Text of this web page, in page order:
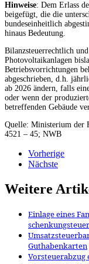
Hinweise: Dem Erlass
beigefügt, die die
bundeseinheitlich
hinaus Bedeutung.
Bilanzsteuerrechtlich
Photovoltaikanlagen
Betriebsvorrichtungen
abgeschrieben, d.h.
ab 2026 ändern, falls
oder wenn der
betreffenden Gebäude
Quelle: Ministerium der
4521 – 45; NWB
Vorherige
Nächste
Weitere
Einlage eines
Guthabenkarten
Vorsteuerabzug